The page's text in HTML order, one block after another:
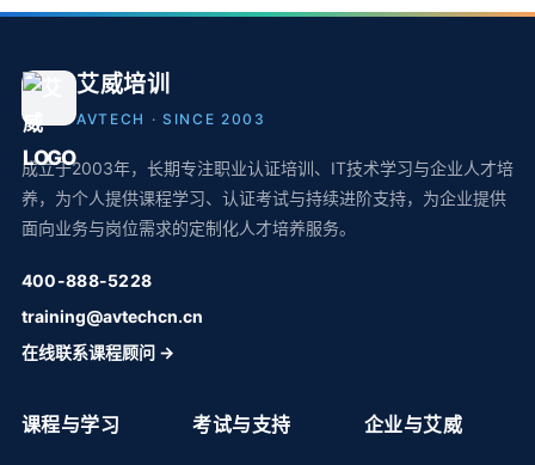
艾威培训
AVTECH · SINCE 2003
成立于2003年，长期专注职业认证培训、IT技术学习与企业人才培
养，为个人提供课程学习、认证考试与持续进阶支持，为企业提供
面向业务与岗位需求的定制化人才培养服务。
400-888-5228
training@avtechcn.cn
在线联系课程顾问 →
课程与学习 考试与支持 企业与艾威